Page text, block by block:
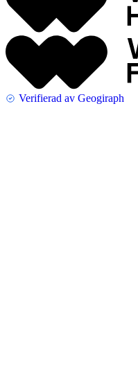
Verifierad av Geogiraph